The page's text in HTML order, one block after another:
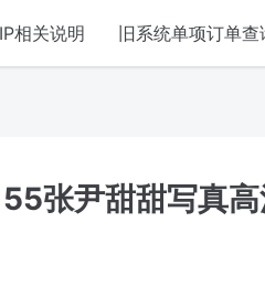
相关说明 旧系统单项订单查
张尹甜甜写真